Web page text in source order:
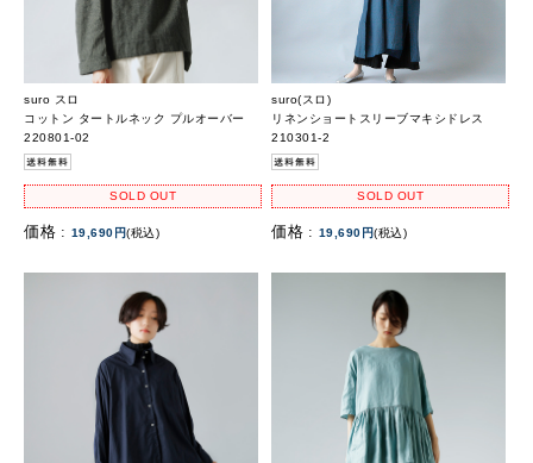
suro スロ
コットン タートルネック プルオーバー
220801-02
SOLD OUT
価格 : 19,690円(税込)
suro(スロ)
リネンショートスリーブマキシドレス
210301-2
SOLD OUT
価格 : 19,690円(税込)